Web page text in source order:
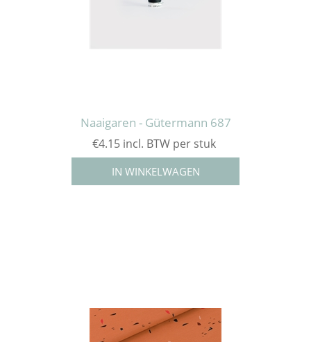
Naaigaren - Gütermann 687
€4.15 incl. BTW per stuk